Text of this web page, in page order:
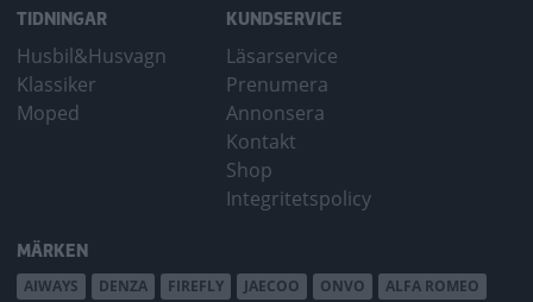
TIDNINGAR
Husbil&Husvagn
Klassiker
Moped
KUNDSERVICE
Läsarservice
Prenumera
Annonsera
Kontakt
Shop
Integritetspolicy
MÄRKEN
AIWAYS DENZA FIREFLY JAECOO ONVO
ALFA ROMEO